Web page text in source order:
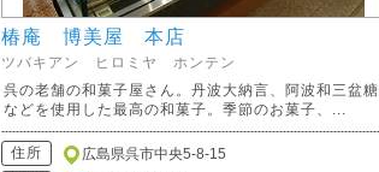
椿庵 博美屋 本店
ツバキアン ヒロミヤ ホンテン
呉の老舗の和菓子屋さん。丹波大納言、阿波和三盆糖
などを使用した最高の和菓子。季節のお菓子、...
住所
広島県呉市中央5-8-15